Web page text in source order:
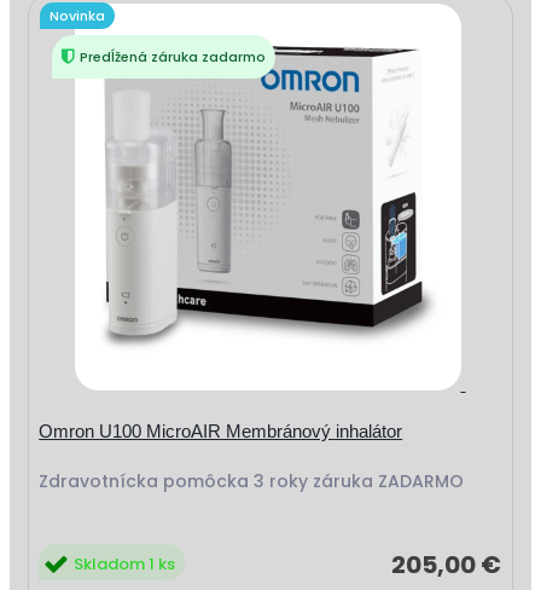
Omron U100 MicroAIR Membránový inhalátor
Zdravotnícka pomôcka 3 roky záruka ZADARMO
205,00 €
Skladom 1 ks
Novinka
Predĺžená záruka zadarmo